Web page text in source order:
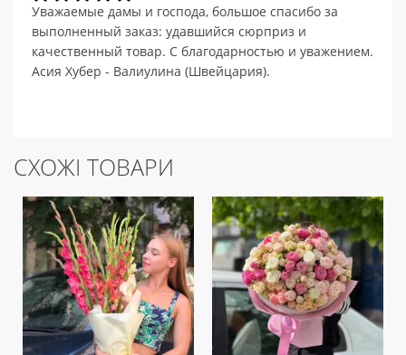
Уважаемые дамы и господа, большое спасибо за
выполненный заказ: удавшийся сюрприз и
качественный товар. С благодарностью и уважением.
Асия Хубер - Валиулина (Швейцария).
СХОЖІ ТОВАРИ